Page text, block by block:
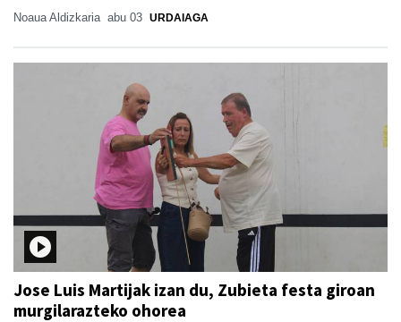
Noaua Aldizkaria abu 03 URDAIAGA
Jose Luis Martijak izan du, Zubieta festa giroan
murgilarazteko ohorea